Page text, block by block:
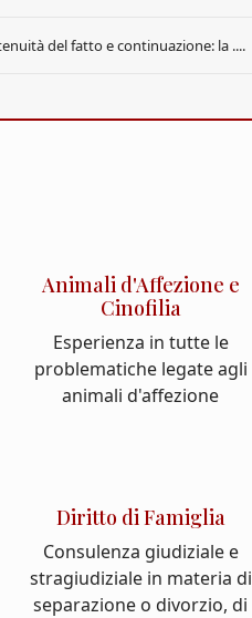
del fatto e continuazione: la ....
Animali d'Affezione e
Cinofilia
Esperienza in tutte le
problematiche legate agli
animali d'affezione
Diritto di Famiglia
Consulenza giudiziale e
stragiudiziale in materia di
separazione o divorzio, di